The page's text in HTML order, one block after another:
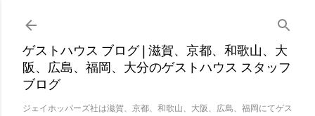
スキップしてメイン コンテンツに移動
ゲストハウス ブログ | 滋賀、京都、和歌山、大
阪、広島、福岡、大分のゲストハウス スタッフ
ブログ
ジェイホッパーズ社は滋賀、京都、和歌山、大阪、広島、福岡にてゲス